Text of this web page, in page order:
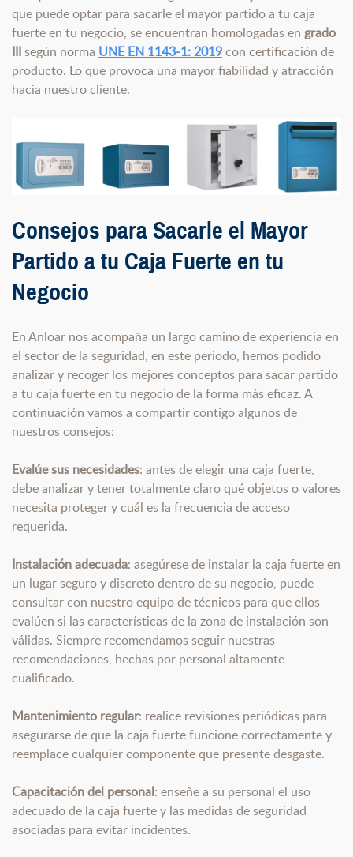
que puede optar para sacarle el mayor partido a tu caja
fuerte en tu negocio, se encuentran homologadas en grado
IIIsegún norma UNE EN 1143-1: 2019con certificación de
producto. Lo que provoca una mayor fiabilidad y atracción
hacia nuestro cliente.
Consejos para Sacarle el Mayor
Partido a tu Caja Fuerte en tu
Negocio
En Anloar nos acompaña un largo camino de experiencia en
el sector de la seguridad, en este periodo, hemos podido
analizar y recoger los mejores conceptos para sacar partido
a tu caja fuerte en tu negocio de la forma más eficaz. A
continuación vamos a compartir contigo algunos de
nuestros consejos:
Evalúe sus necesidades: antes de elegir una caja fuerte,
debe analizar y tener totalmente claro qué objetos o valores
necesita proteger y cuál es la frecuencia de acceso
requerida.
Instalación adecuada: asegúrese de instalar la caja fuerte en
un lugar seguro y discreto dentro de su negocio, puede
consultar con nuestro equipo de técnicos para que ellos
evalúen si las características de la zona de instalación son
válidas. Siempre recomendamos seguir nuestras
recomendaciones, hechas por personal altamente
cualificado.
Mantenimiento regular: realice revisiones periódicas para
asegurarse de que la caja fuerte funcione correctamente y
reemplace cualquier componente que presente desgaste.
Capacitación del personal: enseñe a su personal el uso
adecuado de la caja fuerte y las medidas de seguridad
asociadas para evitar incidentes.